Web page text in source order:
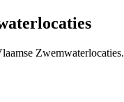
Zwemwaterlocaties.